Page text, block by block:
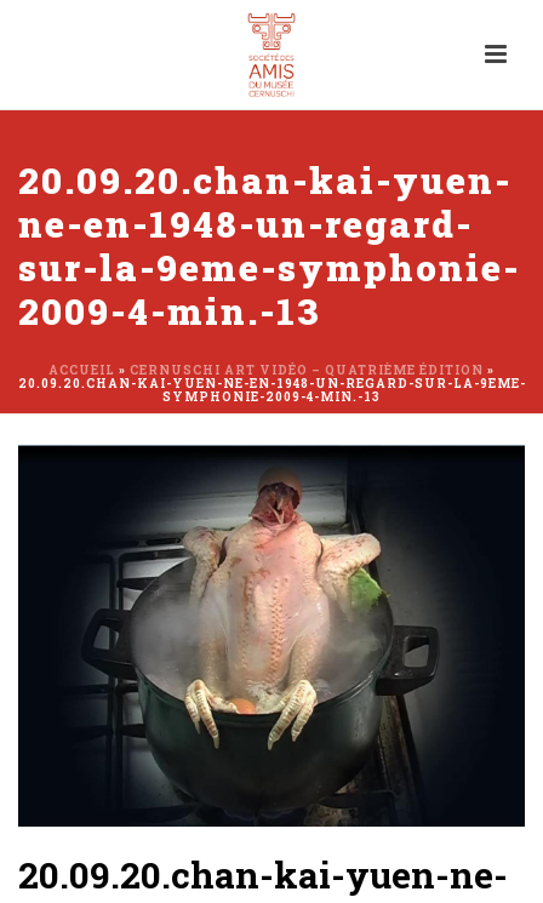
20.09.20.chan-kai-yuen-
ne-en-1948-un-regard-
sur-la-9eme-symphonie-
2009-4-min.-13
ACCUEIL » CERNUSCHI ART VIDÉO – QUATRIÈME ÉDITION »
20.09.20.CHAN-KAI-YUEN-NE-EN-1948-UN-REGARD-SUR-LA-9EME-
SYMPHONIE-2009-4-MIN.-13
20.09.20.chan-kai-yuen-ne-